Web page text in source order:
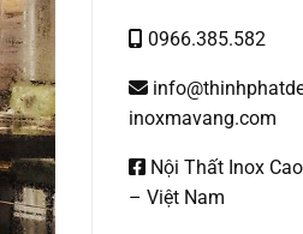
0966.385.582
inoxmavang.com
Nội Thất Inox
– Việt Nam